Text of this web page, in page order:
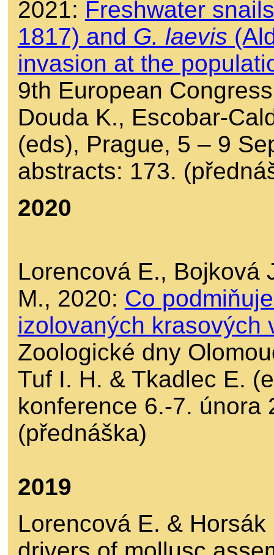
2021: Freshwater
1817) and G. laevis
invasion at the
9th European
Douda K., Escobar-
(eds), Prague, 5 – 9
abstracts: 173.
2020
Lorencová E., Bojková
M., 2020: Co
izolovaných krasových
Zoologické dny
Tuf I. H. & Tkadlec E.
konference 6.-7. února
(přednáška)
2019
Lorencová E. &